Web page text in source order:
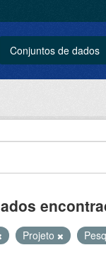
Conjuntos de dados
Projeto